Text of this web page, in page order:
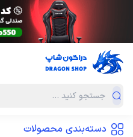
دسته‌بندی محصولات